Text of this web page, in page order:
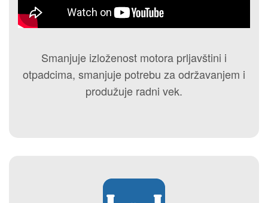
Smanjuje izloženost motora prljavštini i
otpadcima, smanjuje potrebu za održavanjem i
produžuje radni vek.